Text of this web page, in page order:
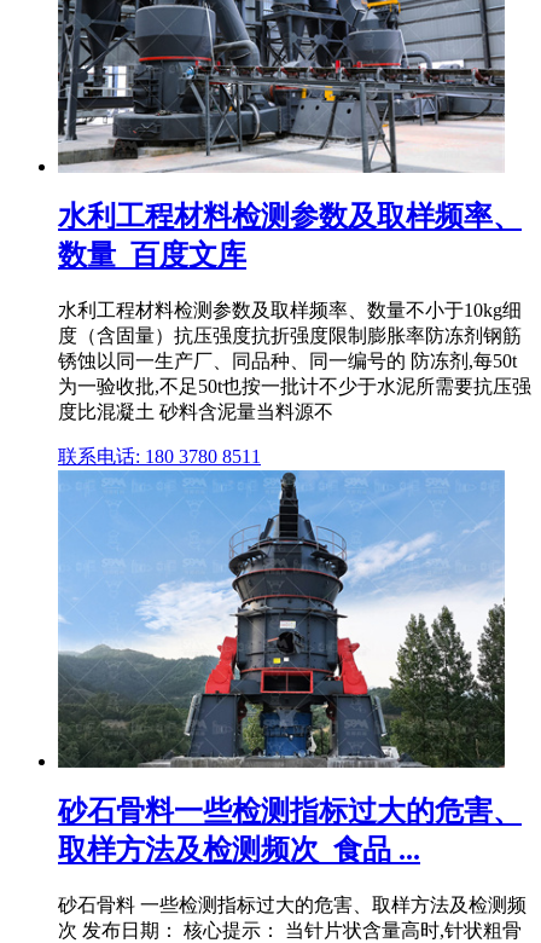
水利工程材料检测参数及取样频率、
数量_百度文库
水利工程材料检测参数及取样频率、数量不小于10kg细
度（含固量）抗压强度抗折强度限制膨胀率防冻剂钢筋
锈蚀以同一生产厂、同品种、同一编号的 防冻剂,每50t
为一验收批,不足50t也按一批计不少于水泥所需要抗压强
度比混凝土 砂料含泥量当料源不
联系电话: 180 3780 8511
砂石骨料一些检测指标过大的危害、
取样方法及检测频次_食品 ...
砂石骨料 一些检测指标过大的危害、取样方法及检测频
次 发布日期： 核心提示： 当针片状含量高时,针状粗骨